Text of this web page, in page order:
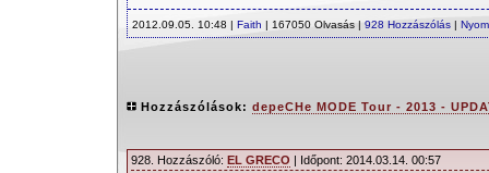
2012.09.05. 10:48 | Faith | 167050 Olvasás | 928 Hozzászólás |
Hozzászólások: depeCHe MODE Tour - 2013 -
928. Hozzászóló: EL GRECO | Időpont: 2014.03.14. 00:57